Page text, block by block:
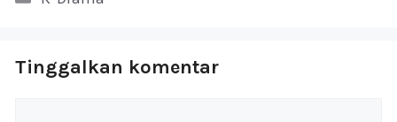
Tinggalkan komentar